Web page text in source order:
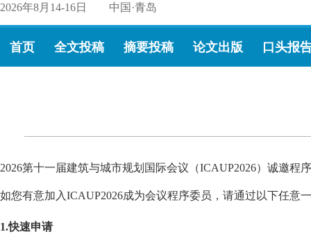
2026年8月14-16日 中国·青岛
首页 全文投稿 摘要投稿 论文出版 口头报
2026第十一届建筑与城市规划国际会议（ICAUP2026）诚邀程
如您有意加入ICAUP2026成为会议程序委员，请通过以下任意
1.快速申请